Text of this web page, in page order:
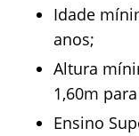
Idade
anos;
Altura
1,60m
Ensino